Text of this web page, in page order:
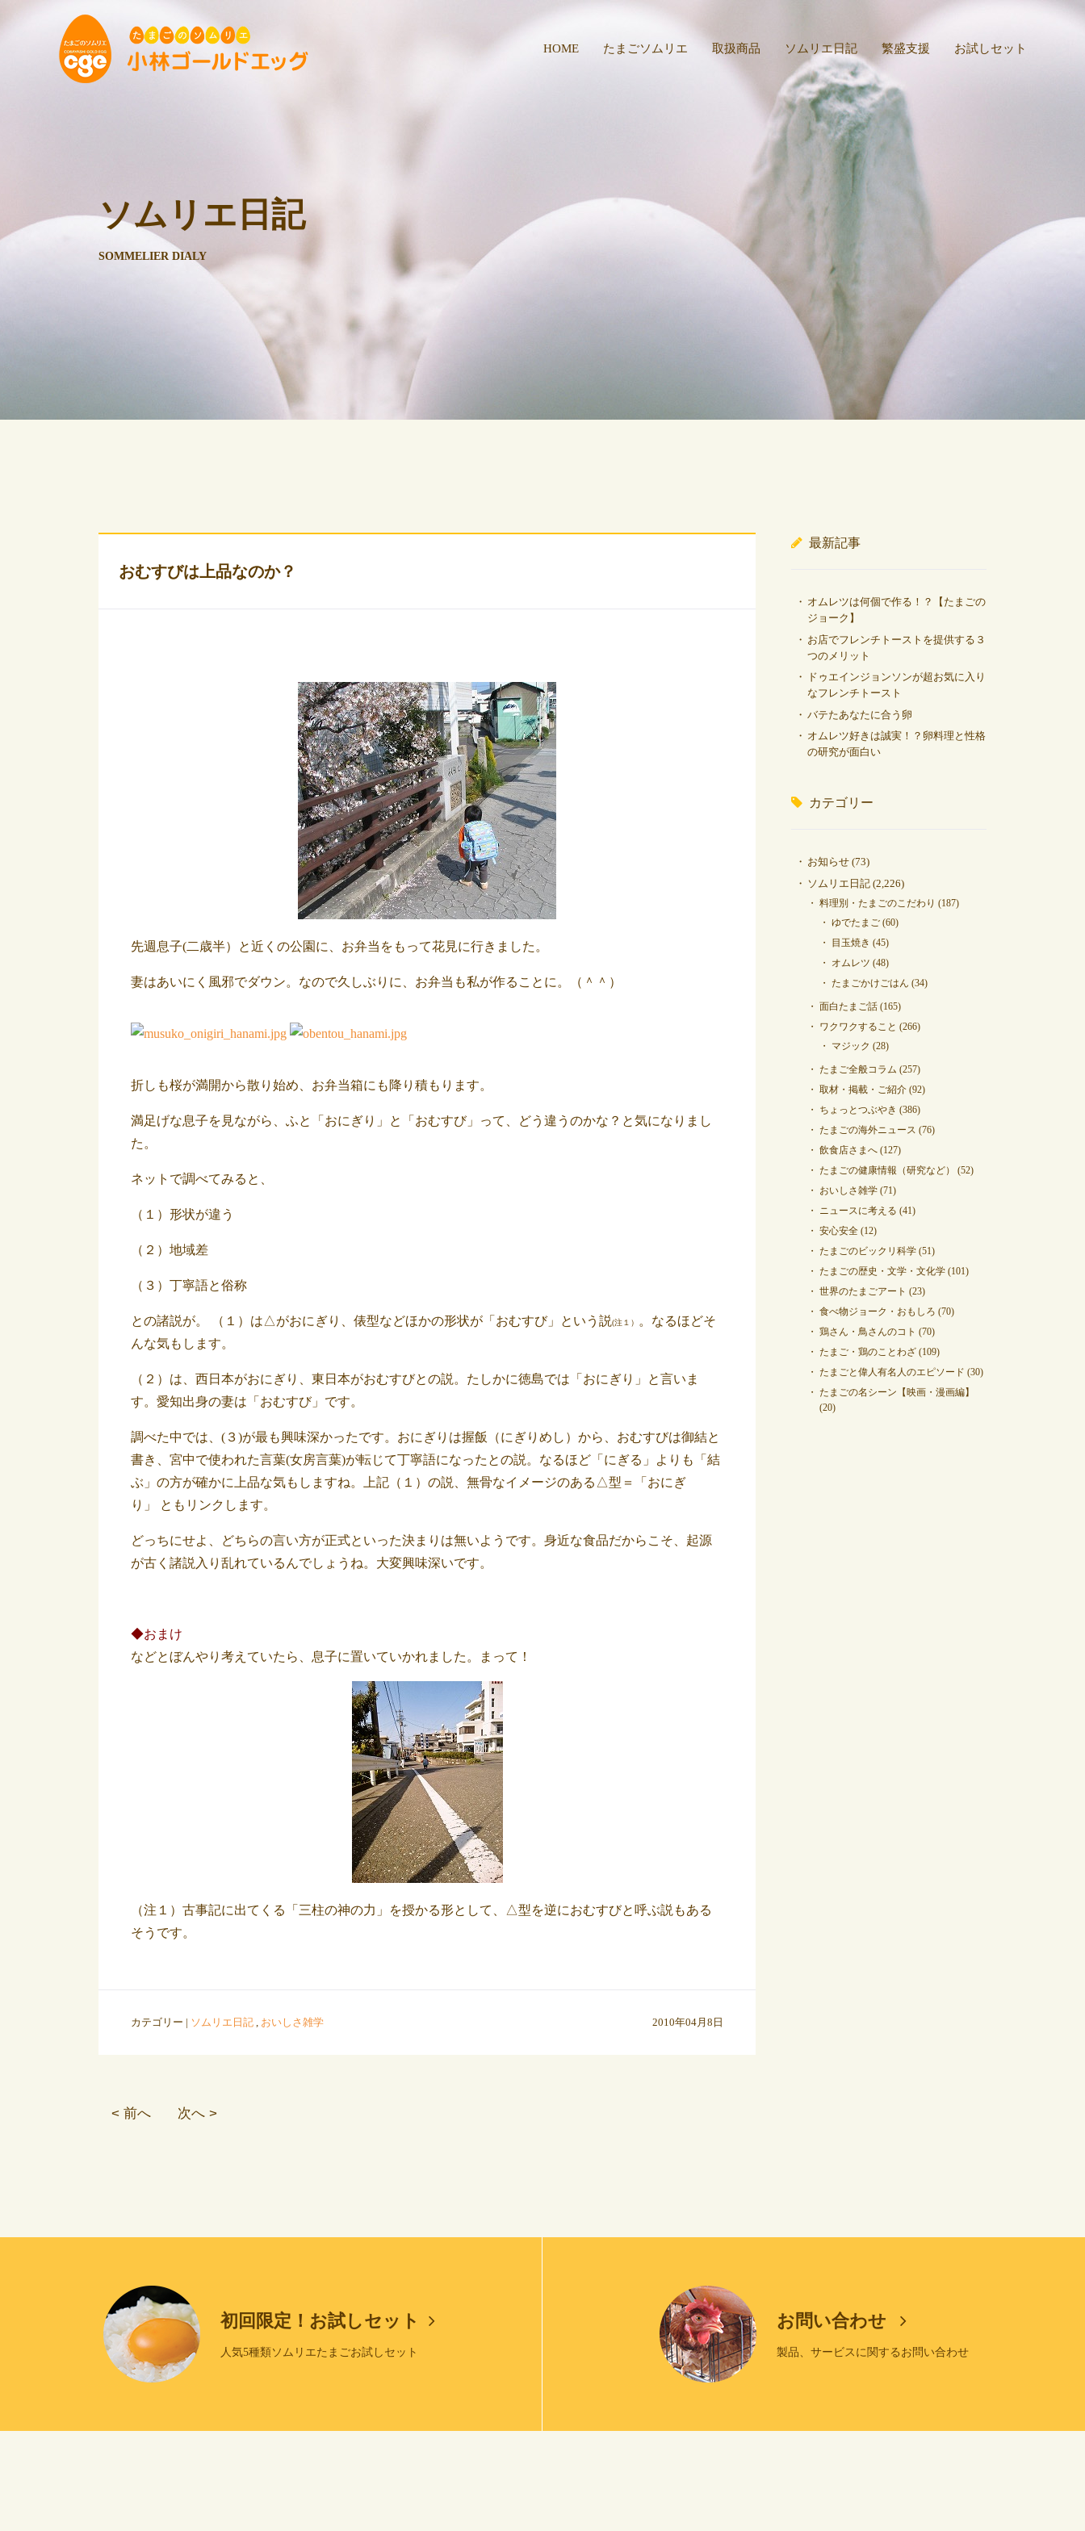
HOME たまごソムリエ 取扱商品 ソムリエ日記 繁盛支援 お試しセット
ソムリエ日記
SOMMELIER DIALY
おむすびは上品なのか？
先週息子(二歳半）と近くの公園に、お弁当をもって花見に行きました。
妻はあいにく風邪でダウン。なので久しぶりに、お弁当も私が作ることに。（＾＾）
折しも桜が満開から散り始め、お弁当箱にも降り積もります。
満足げな息子を見ながら、ふと「おにぎり」と「おむすび」って、どう違うのかな？と気になりまし
た。
ネットで調べてみると、
（１）形状が違う
（２）地域差
（３）丁寧語と俗称
との諸説が。 （１）は△がおにぎり、俵型などほかの形状が「おむすび」という説(注１）
。なるほどそ
んな気もします。
（２）は、西日本がおにぎり、東日本がおむすびとの説。たしかに徳島では「おにぎり」と言いま
す。愛知出身の妻は「おむすび」です。
調べた中では、(３)が最も興味深かったです。おにぎりは握飯（にぎりめし）から、おむすびは御結と
書き、宮中で使われた言葉(女房言葉)が転じて丁寧語になったとの説。なるほど「にぎる」よりも「結
ぶ」の方が確かに上品な気もしますね。上記（１）の説、無骨なイメージのある△型＝「おにぎ
り」 ともリンクします。
どっちにせよ、どちらの言い方が正式といった決まりは無いようです。身近な食品だからこそ、起源
が古く諸説入り乱れているんでしょうね。大変興味深いです。
◆おまけ
などとぼんやり考えていたら、息子に置いていかれました。まって！
（注１）古事記に出てくる「三柱の神の力」を授かる形として、△型を逆におむすびと呼ぶ説もある
そうです。
カテゴリー | ソムリエ日記 , おいしさ雑学 2010年04月8日
< 前へ 次へ >
最新記事
オムレツは何個で作る！？【たまごの
ジョーク】
お店でフレンチトーストを提供する３
つのメリット
ドゥエインジョンソンが超お気に入り
なフレンチトースト
バテたあなたに合う卵
オムレツ好きは誠実！？卵料理と性格
の研究が面白い
カテゴリー
お知らせ (73)
ソムリエ日記 (2,226)
料理別・たまごのこだわり (187)
ゆでたまご (60)
目玉焼き (45)
オムレツ (48)
たまごかけごはん (34)
面白たまご話 (165)
ワクワクすること (266)
マジック (28)
たまご全般コラム (257)
取材・掲載・ご紹介 (92)
ちょっとつぶやき (386)
たまごの海外ニュース (76)
飲食店さまへ (127)
たまごの健康情報（研究など）
(52)
おいしさ雑学 (71)
ニュースに考える (41)
安心安全 (12)
たまごのビックリ科学 (51)
たまごの歴史・文学・文化学 (101)
世界のたまごアート (23)
食べ物ジョーク・おもしろ (70)
鶏さん・鳥さんのコト (70)
たまご・鶏のことわざ (109)
たまごと偉人有名人のエピソード (30)
たまごの名シーン【映画・漫画編】
(20)
初回限定！お試しセット
人気5種類ソムリエたまごお試しセット
お問い合わせ
製品、サービスに関するお問い合わせ